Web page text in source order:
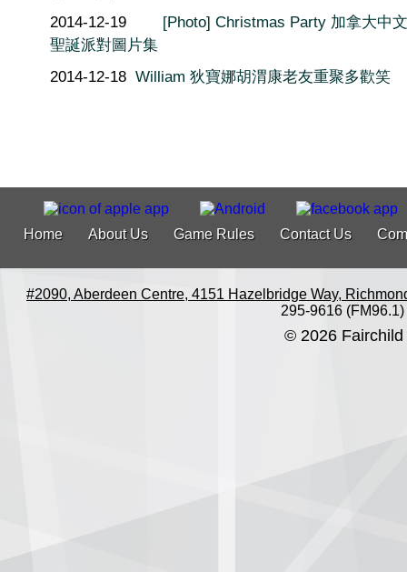
2014-12-19
[Photo] Christmas Party 加拿大中
聖誕派對圖片集
2014-12-18 William 狄寶娜胡渭康老友重聚多歡笑
Home About Us Game Rules Contact Us
#2090, Aberdeen Centre, 4151 Hazelbridge Way,
295-9616 (FM96.1)
© 2026 Fairchild